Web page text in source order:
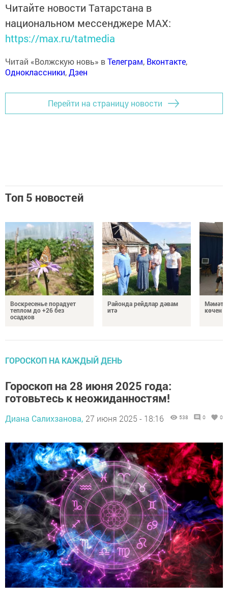
Читайте новости Татарстана в
национальном мессенджере MАХ:
https://max.ru/tatmedia
Читай «Волжскую новь» вТелеграм, Вконтакте,
Одноклассники,Дзен
Перейти на страницу новости
Топ 5 новостей
Воскресенье порадует
теплом до +26 без
осадков
Районда рейдлар дәвам
итә
көчен
ГОРОСКОП НА КАЖДЫЙ ДЕНЬ
Гороскоп на 28 июня 2025 года:
готовьтесь к неожиданностям!
Диана Салихзанова, 27 июня 2025 - 18:16 538 0 0